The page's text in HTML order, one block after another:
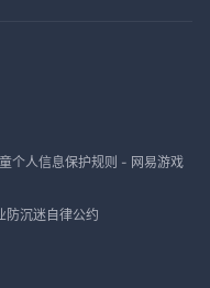
个人信息保护规则 - 网易游戏
防沉迷自律公约